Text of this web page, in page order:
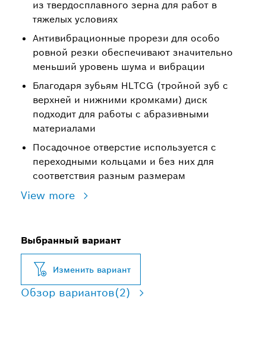
из твердосплавного зерна для работ в
тяжелых условиях
Антивибрационные прорези для особо
ровной резки обеспечивают значительно
меньший уровень шума и вибрации
Благодаря зубьям HLTCG (тройной зуб с
верхней и нижними кромками) диск
подходит для работы с абразивными
материалами
Посадочное отверстие используется с
переходными кольцами и без них для
соответствия разным размерам
View more
Выбранный вариант
Изменить вариант
Обзор вариантов(2)